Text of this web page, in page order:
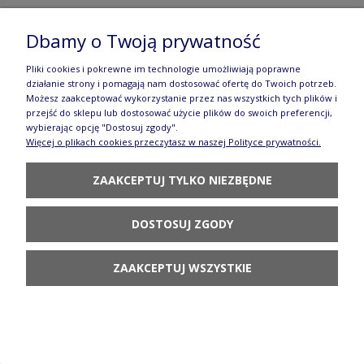
Kubek czeski Ceramika Bolesławiec V 0,32 L
GU911DEK37
75,90 zł
DO KOSZYKA
Kubek czeski Ceramika Bolesławiec V 0,32 L
Dbamy o Twoją prywatność
Pliki cookies i pokrewne im technologie umożliwiają poprawne
działanie strony i pomagają nam dostosować ofertę do Twoich potrzeb.
Możesz zaakceptować wykorzystanie przez nas wszystkich tych plików i
przejść do sklepu lub dostosować użycie plików do swoich preferencji,
wybierając opcję "Dostosuj zgody".
Więcej o plikach cookies przeczytasz w naszej Polityce prywatności.
ZAAKCEPTUJ TYLKO NIEZBĘDNE
DOSTOSUJ ZGODY
ZAAKCEPTUJ WSZYSTKIE